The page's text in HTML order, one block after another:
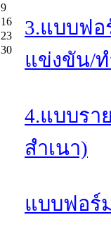
9
16
23
30
3.แบบฟอ
แข่งขัน/
4.แบบรา
สำเนา)
แบบฟอร์